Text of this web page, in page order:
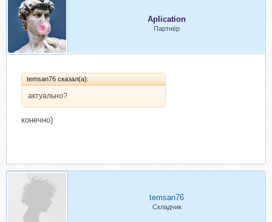
Aplication
Партнёр
temsan76 сказал(а):
актуально?
конечно)
temsan76
Складчик